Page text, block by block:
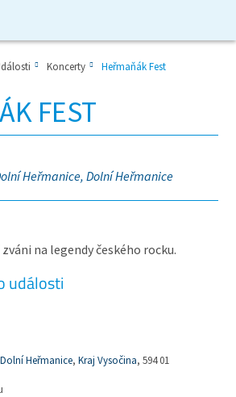
Koncerty Heřmaňák Fest
FEST
Heřmanice, Dolní Heřmanice
na legendy českého rocku.
události
Dolní Heřmanice,Kraj Vysočina, 594 01